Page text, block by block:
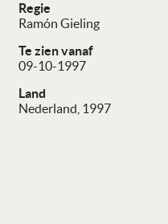
Regie
Ramón Gieling
Te zien vanaf
09-10-1997
Land
Nederland, 1997